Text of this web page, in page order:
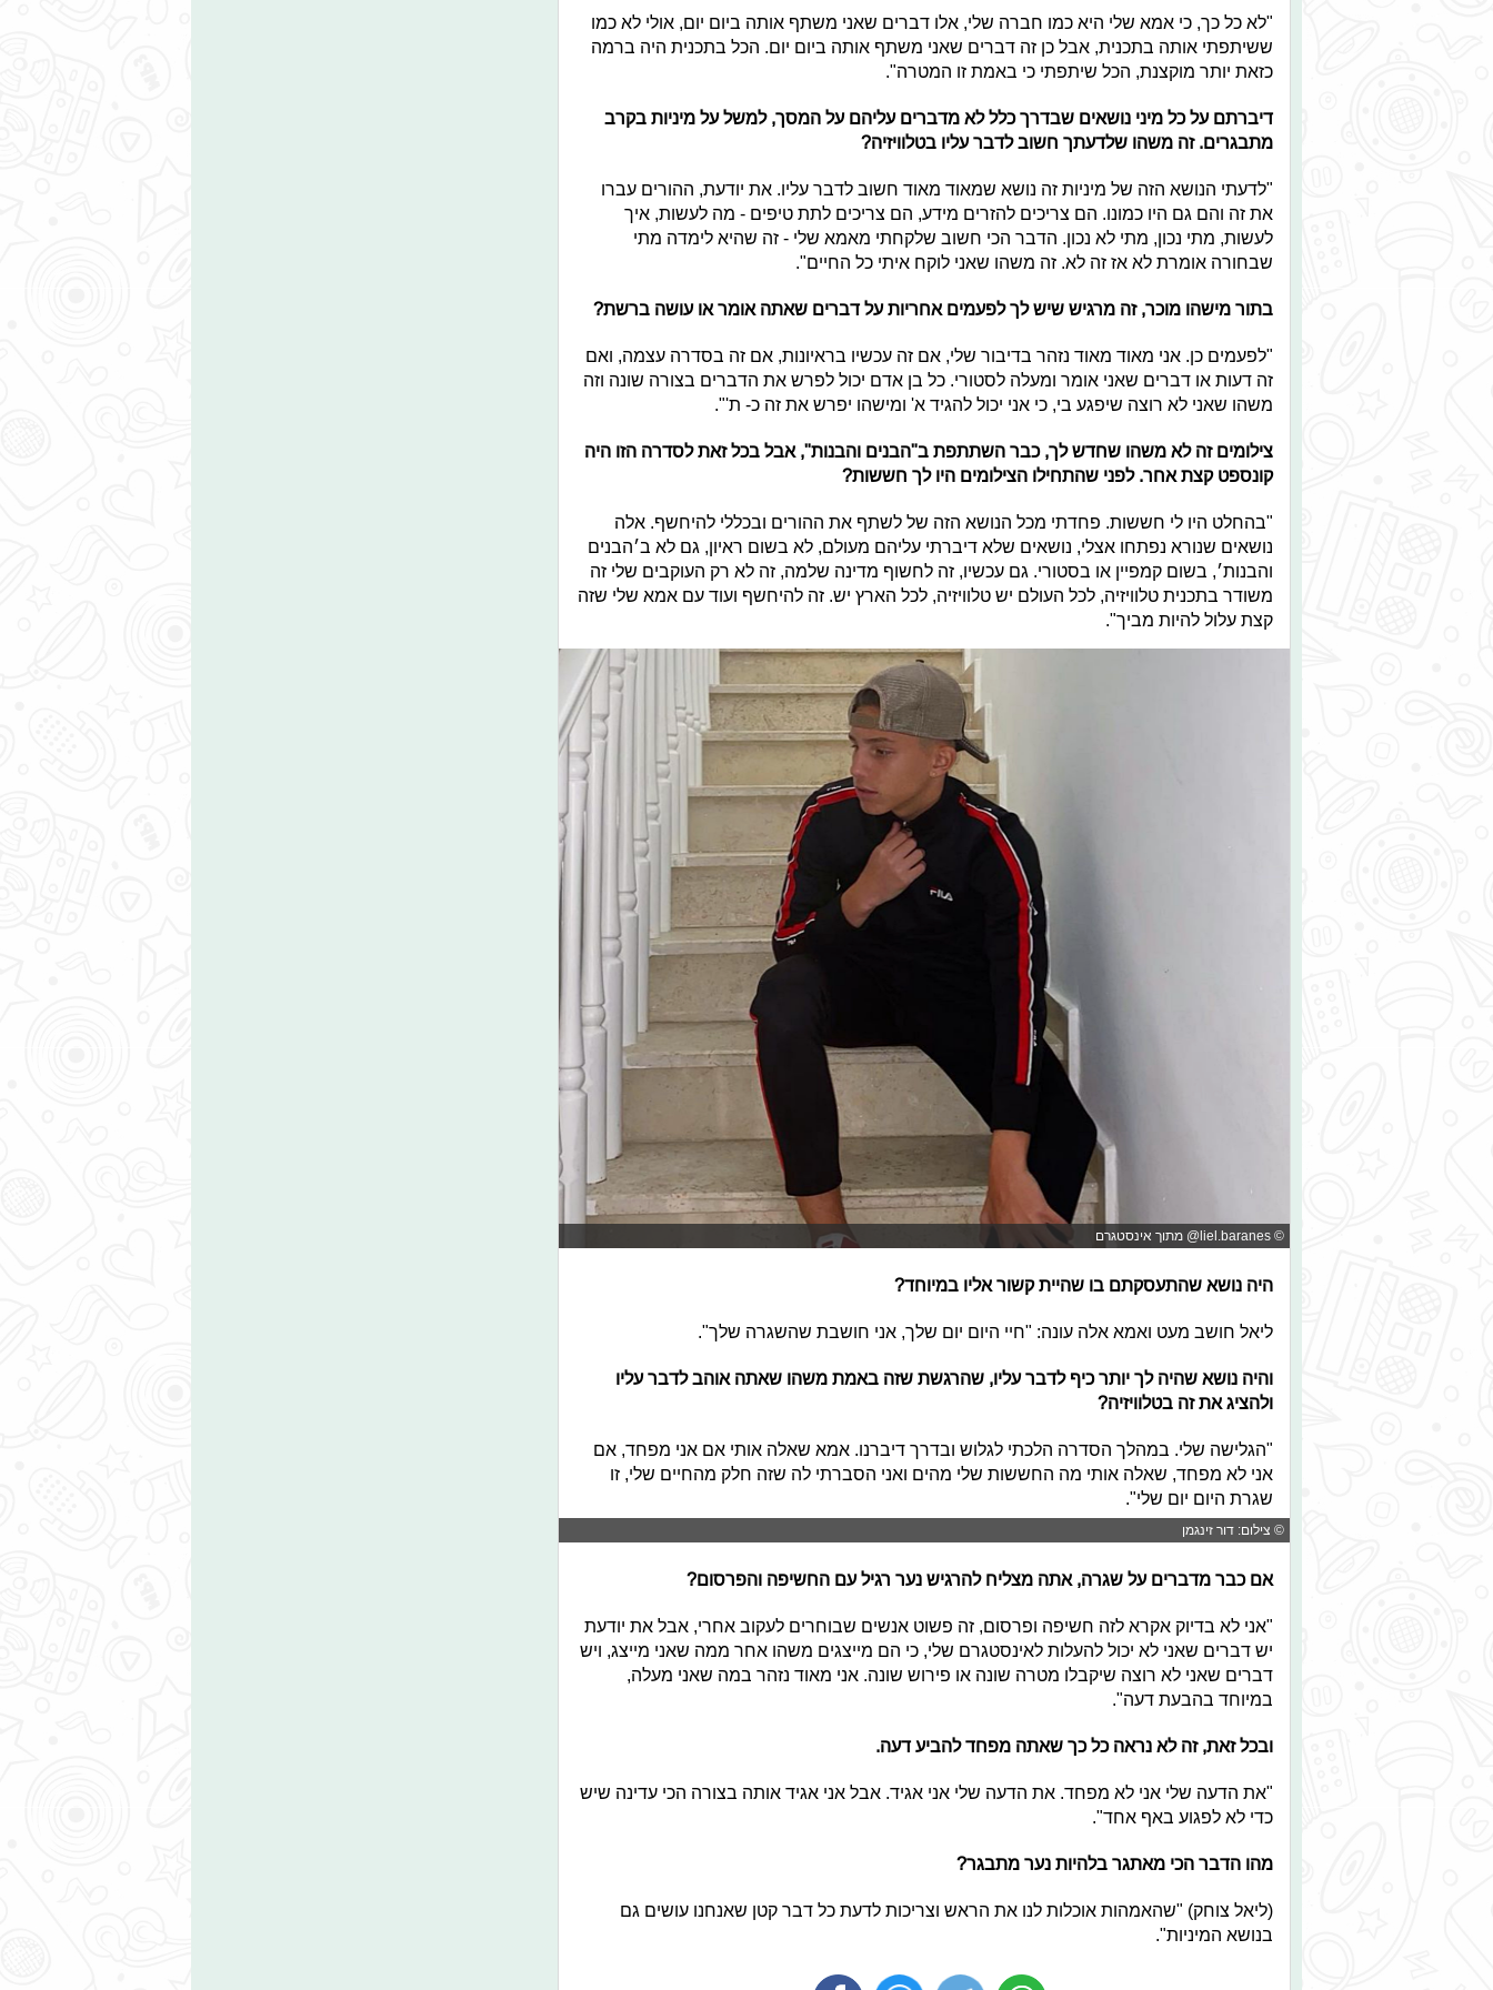
"לא כל כך, כי אמא שלי היא כמו חברה שלי, אלו דברים שאני משתף אותה ביום יום, אולי לא כמו
ששיתפתי אותה בתכנית, אבל כן זה דברים שאני משתף אותה ביום יום. הכל בתכנית היה ברמה
כזאת יותר מוקצנת, הכל שיתפתי כי באמת זו המטרה".
דיברתם על כל מיני נושאים שבדרך כלל לא מדברים עליהם על המסך, למשל על מיניות בקרב
מתבגרים. זה משהו שלדעתך חשוב לדבר עליו בטלוויזיה?
"לדעתי הנושא הזה של מיניות זה נושא שמאוד מאוד חשוב לדבר עליו. את יודעת, ההורים עברו
את זה והם גם היו כמונו. הם צריכים להזרים מידע, הם צריכים לתת טיפים - מה לעשות, איך
לעשות, מתי נכון, מתי לא נכון. הדבר הכי חשוב שלקחתי מאמא שלי - זה שהיא לימדה מתי
שבחורה אומרת לא אז זה לא. זה משהו שאני לוקח איתי כל החיים".
בתור מישהו מוכר, זה מרגיש שיש לך לפעמים אחריות על דברים שאתה אומר או עושה ברשת?
"לפעמים כן. אני מאוד מאוד נזהר בדיבור שלי, אם זה עכשיו בראיונות, אם זה בסדרה עצמה, ואם
זה דעות או דברים שאני אומר ומעלה לסטורי. כל בן אדם יכול לפרש את הדברים בצורה שונה וזה
משהו שאני לא רוצה שיפגע בי, כי אני יכול להגיד א' ומישהו יפרש את זה כ- ת'".
צילומים זה לא משהו שחדש לך, כבר השתתפת ב"הבנים והבנות", אבל בכל זאת לסדרה הזו היה
קונספט קצת אחר. לפני שהתחילו הצילומים היו לך חששות?
"בהחלט היו לי חששות. פחדתי מכל הנושא הזה של לשתף את ההורים ובכללי להיחשף. אלה
נושאים שנורא נפתחו אצלי, נושאים שלא דיברתי עליהם מעולם, לא בשום ראיון, גם לא ב׳הבנים
והבנות׳, בשום קמפיין או בסטורי. גם עכשיו, זה לחשוף מדינה שלמה, זה לא רק העוקבים שלי זה
משודר בתכנית טלוויזיה, לכל העולם יש טלוויזיה, לכל הארץ יש. זה להיחשף ועוד עם אמא שלי שזה
קצת עלול להיות מביך".
© liel.baranes@ מתוך אינסטגרם
היה נושא שהתעסקתם בו שהיית קשור אליו במיוחד?
ליאל חושב מעט ואמא אלה עונה: "חיי היום יום שלך, אני חושבת שהשגרה שלך".
והיה נושא שהיה לך יותר כיף לדבר עליו, שהרגשת שזה באמת משהו שאתה אוהב לדבר עליו
ולהציג את זה בטלוויזיה?
"הגלישה שלי. במהלך הסדרה הלכתי לגלוש ובדרך דיברנו. אמא שאלה אותי אם אני מפחד, אם
אני לא מפחד, שאלה אותי מה החששות שלי מהים ואני הסברתי לה שזה חלק מהחיים שלי, זו
שגרת היום יום שלי".
© צילום: דור זינגמן
אם כבר מדברים על שגרה, אתה מצליח להרגיש נער רגיל עם החשיפה והפרסום?
"אני לא בדיוק אקרא לזה חשיפה ופרסום, זה פשוט אנשים שבוחרים לעקוב אחרי, אבל את יודעת
יש דברים שאני לא יכול להעלות לאינסטגרם שלי, כי הם מייצגים משהו אחר ממה שאני מייצג, ויש
דברים שאני לא רוצה שיקבלו מטרה שונה או פירוש שונה. אני מאוד נזהר במה שאני מעלה,
במיוחד בהבעת דעה".
ובכל זאת, זה לא נראה כל כך שאתה מפחד להביע דעה.
"את הדעה שלי אני לא מפחד. את הדעה שלי אני אגיד. אבל אני אגיד אותה בצורה הכי עדינה שיש
כדי לא לפגוע באף אחד".
מהו הדבר הכי מאתגר בלהיות נער מתבגר?
(ליאל צוחק) "שהאמהות אוכלות לנו את הראש וצריכות לדעת כל דבר קטן שאנחנו עושים גם
בנושא המיניות".